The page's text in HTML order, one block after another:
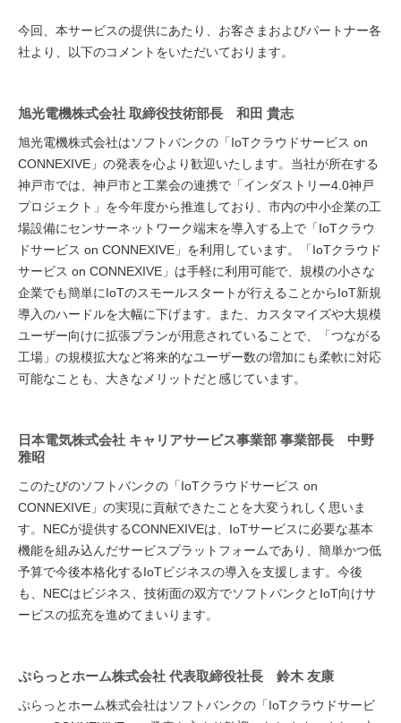
今回、本サービスの提供にあたり、お客さまおよびパートナー各
社より、以下のコメントをいただいております。
旭光電機株式会社 取締役技術部長 和田 貴志
旭光電機株式会社はソフトバンクの「IoTクラウドサービス on
CONNEXIVE」の発表を心より歓迎いたします。当社が所在する
神戸市では、神戸市と工業会の連携で「インダストリー4.0神戸
プロジェクト」を今年度から推進しており、市内の中小企業の工
場設備にセンサーネットワーク端末を導入する上で「IoTクラウ
ドサービス on CONNEXIVE」を利用しています。「IoTクラウド
サービス on CONNEXIVE」は手軽に利用可能で、規模の小さな
企業でも簡単にIoTのスモールスタートが行えることからIoT新規
導入のハードルを大幅に下げます。また、カスタマイズや大規模
ユーザー向けに拡張プランが用意されていることで、「つながる
工場」の規模拡大など将来的なユーザー数の増加にも柔軟に対応
可能なことも、大きなメリットだと感じています。
日本電気株式会社 キャリアサービス事業部 事業部長 中野
雅昭
このたびのソフトバンクの「IoTクラウドサービス on
CONNEXIVE」の実現に貢献できたことを大変うれしく思いま
す。NECが提供するCONNEXIVEは、IoTサービスに必要な基本
機能を組み込んだサービスプラットフォームであり、簡単かつ低
予算で今後本格化するIoTビジネスの導入を支援します。今後
も、NECはビジネス、技術面の双方でソフトバンクとIoT向けサ
ービスの拡充を進めてまいります。
ぷらっとホーム株式会社 代表取締役社長 鈴木 友康
ぷらっとホーム株式会社はソフトバンクの「IoTクラウドサービ